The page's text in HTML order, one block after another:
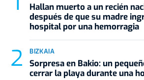
Hallan muerto a un recién
después de que su madre
hospital por una hemorragia
BIZKAIA
Sorpresa en Bakio: un
cerrar la playa durante una